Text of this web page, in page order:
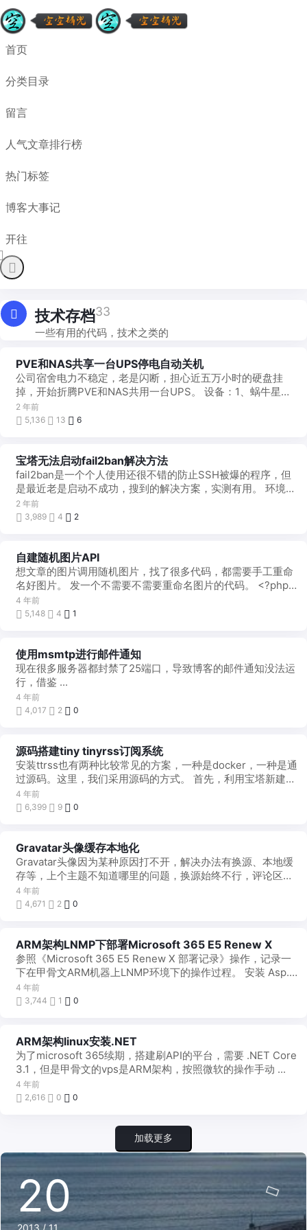
首页
分类目录
留言
人气文章排行榜
热门标签
博客大事记
开往
技术存档33
一些有用的代码，技术之类的
PVE和NAS共享一台UPS停电自动关机
公司宿舍电力不稳定，老是闪断，担心近五万小时的硬盘挂
掉，开始折腾PVE和NAS共用一台UPS。 设备：1、蜗牛星际
黑群晖；2、PVE；3、山特 TG B ...
2 年前
5,136
13 6
宝塔无法启动fail2ban解决方法
fail2ban是一个个人使用还很不错的防止SSH被爆的程序，但
是最近老是启动不成功，搜到的解决方案，实测有用。 环境：
Debian 11.7 宝 ...
2 年前
3,989
4 2
自建随机图片API
想文章的图片调用随机图片，找了很多代码，都需要手工重命
名好图片。 发一个不需要不需要重命名图片的代码。 <?php
$dir ...
4 年前
5,148
4 1
使用msmtp进行邮件通知
现在很多服务器都封禁了25端口，导致博客的邮件通知没法运
行，借鉴 ...
4 年前
4,017
2 0
源码搭建tiny tinyrss订阅系统
安装ttrss也有两种比较常见的方案，一种是docker，一种是通
过源码。这里，我们采用源码的方式。 首先，利用宝塔新建一
个站点：rss.kudou.d ...
4 年前
6,399
9 0
Gravatar头像缓存本地化
Gravatar头像因为某种原因打不开，解决办法有换源、本地缓
存等，上个主题不知道哪里的问题，换源始终不行，评论区一
水的葫芦娃和爷爷，今天翻教程，找到这篇本地 ...
4 年前
4,671
2 0
ARM架构LNMP下部署Microsoft 365 E5 Renew X
参照《Microsoft 365 E5 Renew X 部署记录》操作，记录一
下在甲骨文ARM机器上LNMP环境下的操作过程。 安装 Asp.N
...
4 年前
3,744
1 0
ARM架构linux安装.NET
为了microsoft 365续期，搭建刷API的平台，需要 .NET Core
3.1，但是甲骨文的vps是ARM架构，按照微软的操作手动 ...
4 年前
2,616
0 0
加载更多
20
2013 / 11